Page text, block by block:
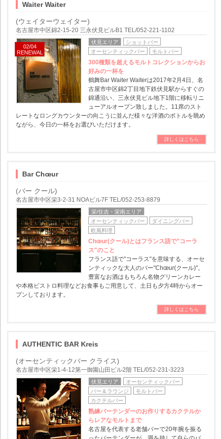
Waiter Waiter
(ウェイターウェイター)
名古屋市中区錦2-15-20 三永伏見ビルB1 TEL/052-221-1102
02/04
RENEWAL
伏見エリア
ショットバー
オーセンティックバー
モルトバー
300種類を超えるモルトコレクションからお
好みの一杯を
鶴舞Bar Waiter Waiterは2017年2月4日、名
古屋市中区錦2丁目地下鉄伏見駅からすぐの
錦通沿い、三永伏見ビル地下1階に移転リニ
ューアルオープン致しました。11席のスト
レートなロングカウンターの向こうに並んだ様々な洋酒のボトルを眺め
ながら、今日の一杯をお選びいただけます。
詳しくはこちら
Bar Chœur
(バー クール)
名古屋市中区栄3-2-31 NOAビル7F TEL/052-253-8879
栄/住吉・栄南エリア
オーセンティックバー
ダイニングバー
欧風料理
Chœur(クール)とはフランス語で"コーラ
ス"のこと
フランス語で"コーラス"を意味する、オーセ
ンティックな大人のバー"Chœur(クール)"。
豊富なお酒はもちろん名物グリーンカレー
や本格ビストロ料理などお食事もご用意して、土日も夕方4時からオー
プンしております。
詳しくはこちら
AUTHENTIC BAR Kreis
(オーセンティックバー クライス)
名古屋市中区栄1-4-12第一御園山田ビル2階 TEL/052-231-3223
伏見エリア
オーセンティックバー
バー＆ラウンジ
モルトバー
カクテルバー
熟練バーテンダーのお作りするカクテルか
らレアなモルトまで
名古屋を代表する老舗バーで20年腕を振る